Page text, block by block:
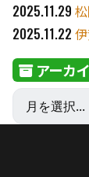
2025.11.29
2025.11.22
アーカ